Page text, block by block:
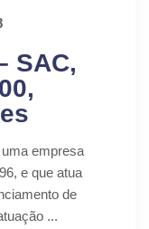
SAC,
empresa
e que atua
de
...